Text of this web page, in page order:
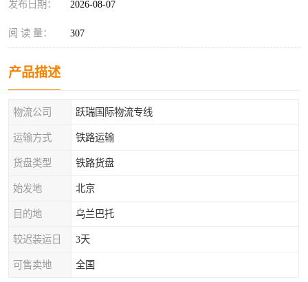
发布日期： 2026-08-07
阅 读 量： 307
产品描述
物流公司 跃瑞国际物流专线
运输方式 铁路运输
货盘类型 铁路货盘
始发地 北京
目的地 乌兰巴托
较迟装运日 3天
可售卖地 全国